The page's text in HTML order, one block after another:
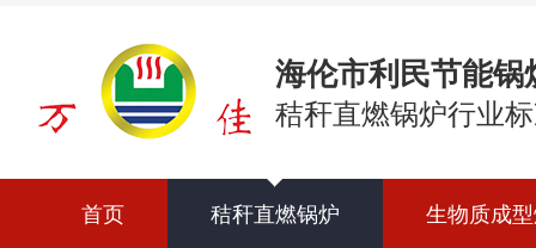
海伦市利民节能锅
秸秆直燃锅炉行业
首页 秸秆直燃锅炉 生物质成